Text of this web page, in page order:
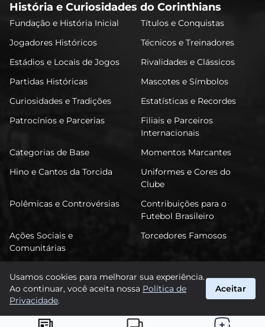
História e Curiosidades do Corinthians
Fundação e História Inicial
Títulos e Conquistas
Jogadores Históricos
Técnicos e Treinadores
Estádios e Locais de Jogos
Rivalidades e Clássicos
Partidas Históricas
Mascotes e Símbolos
Curiosidades e Tradições
Estatísticas e Recordes
Patrocínios e Parcerias
Filiais e Parceiros
Internacionais
Categorias de Base
Momentos Marcantes
Hino e Cantos da Torcida
Uniformes e Cores do
Clube
Polêmicas e Controvérsias
Contribuições para o
Futebol Brasileiro
Ações Sociais e
Comunitárias
Torcedores Famosos
FuTimão
Usamos cookies para melhorar sua experiência.
Ao continuar, você aceita nossa Política de
Privacidade.
Aceitar